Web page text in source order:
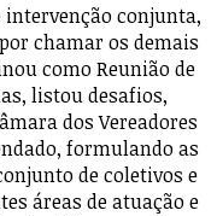
conjunta,
chamar os demais
como Reunião de
listou desafios,
dos Vereadores
formulando as
de coletivos e
áreas de atuação e